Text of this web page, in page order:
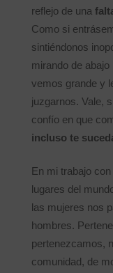
reflejo de una
Como si
sintiéndonos
mirando de
vemos grande y
juzgarnos. Vale,
confío en que
incluso te
En mi trabajo
lugares del
las mujeres nos
hombres.
pertenezcamos,
comunidad, de